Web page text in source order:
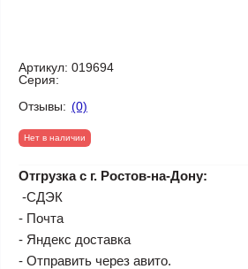
Артикул: 019694
Серия:
Отзывы: (0)
Нет в наличии
Отгрузка с г. Ростов-на-Дону:
-СДЭК
- Почта
- Яндекс доставка
- Отправить через авито.